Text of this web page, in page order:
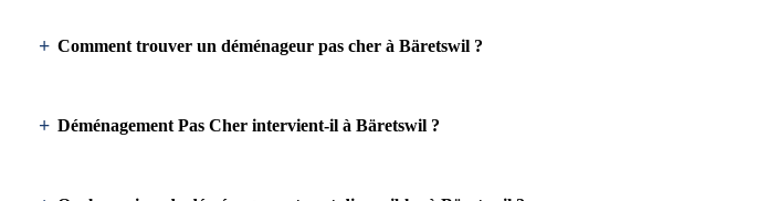
Comment trouver un déménageur pas cher à Bäretswil ?
Déménagement Pas Cher intervient-il à Bäretswil ?